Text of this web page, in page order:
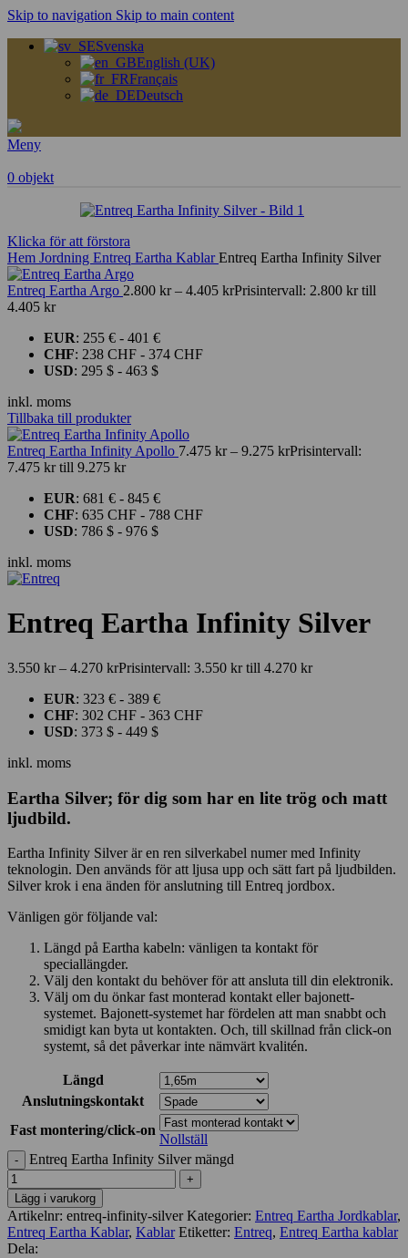
Skip to navigation Skip to main content
Svenska
English (UK)
Français
Deutsch
Meny
0 objekt
Klicka för att förstora
Hem Jordning Entreq Eartha KablarEntreq Eartha Infinity Silver
Entreq Eartha Argo 2.800 kr – 4.405 krPrisintervall: 2.800 kr till
4.405 kr
EUR: 255 € - 401 €
CHF: 238 CHF - 374 CHF
USD: 295 $ - 463 $
inkl. moms
Tillbaka till produkter
Entreq Eartha Infinity Apollo 7.475 kr – 9.275 krPrisintervall:
7.475 kr till 9.275 kr
EUR: 681 € - 845 €
CHF: 635 CHF - 788 CHF
USD: 786 $ - 976 $
inkl. moms
Entreq Eartha Infinity Silver
3.550 kr – 4.270 krPrisintervall: 3.550 kr till 4.270 kr
EUR: 323 € - 389 €
CHF: 302 CHF - 363 CHF
USD: 373 $ - 449 $
inkl. moms
Eartha Silver; för dig som har en lite trög och matt
ljudbild.
Eartha Infinity Silver är en ren silverkabel numer med Infinity
teknologin. Den används för att ljusa upp och sätt fart på ljudbilden.
Silver krok i ena änden för anslutning till Entreq jordbox.
Vänligen gör följande val:
Längd på Eartha kabeln: vänligen ta kontakt för
speciallängder.
Välj den kontakt du behöver för att ansluta till din elektronik.
Välj om du önkar fast monterad kontakt eller bajonett-
systemet. Bajonett-systemet har fördelen att man snabbt och
smidigt kan byta ut kontakten. Och, till skillnad från click-on
systemt, så det påverkar inte nämvärt kvalitén.
Längd
Anslutningskontakt
Fast montering/click-on
Nollställ
Entreq Eartha Infinity Silver mängd
Lägg i varukorg
Artikelnr: entreq-infinity-silverKategorier: Entreq Eartha Jordkablar,
Entreq Eartha Kablar, Kablar Etiketter: Entreq, Entreq Eartha kablar
Dela: